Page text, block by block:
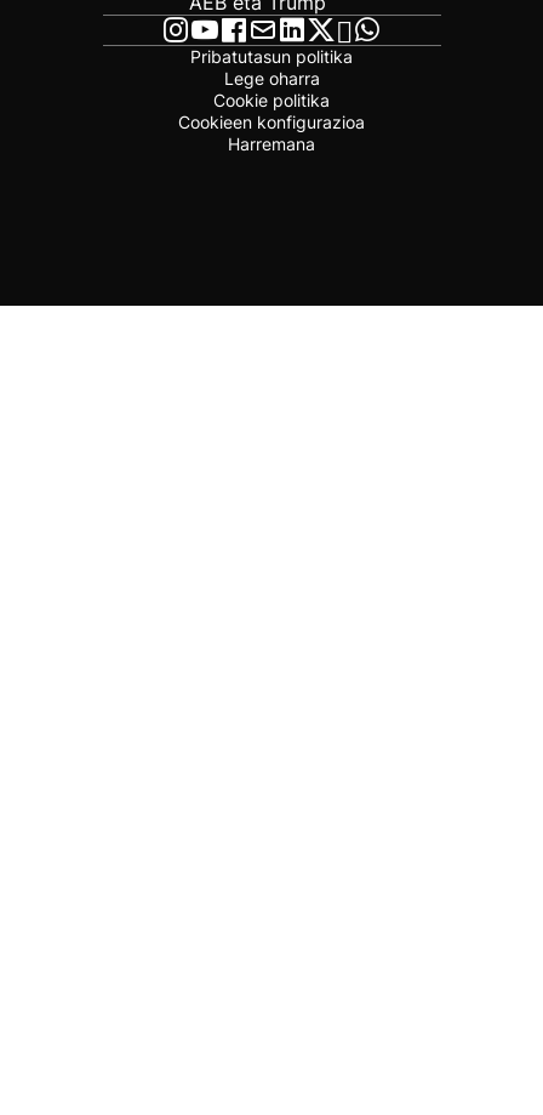
Pribatutasun politika
Lege oharra
Cookie politika
Cookieen konfigurazioa
Harremana